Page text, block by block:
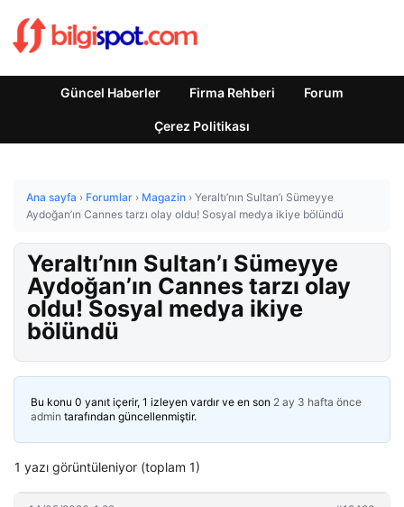
Güncel Haberler Firma Rehberi Forum
Çerez Politikası
Ana sayfa › Forumlar › Magazin › Yeraltı’nın Sultan’ı Sümeyye
Aydoğan’ın Cannes tarzı olay oldu! Sosyal medya ikiye bölündü
Yeraltı’nın Sultan’ı Sümeyye
Aydoğan’ın Cannes tarzı olay
oldu! Sosyal medya ikiye
bölündü
Bu konu 0 yanıt içerir, 1 izleyen vardır ve en son 2 ay 3 hafta önce
admin tarafından güncellenmiştir.
1 yazı görüntüleniyor (toplam 1)